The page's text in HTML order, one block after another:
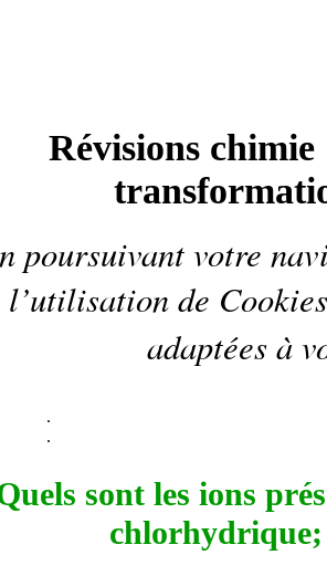
Révisions
poursuivant votre
l’utilisation de Cookies
adaptées à
.
.
sont les ions